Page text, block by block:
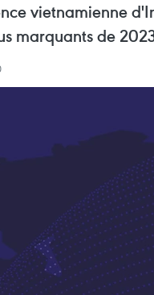
vietnamienne
marquants de